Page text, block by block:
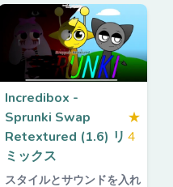
Incredibox -
Sprunki Swap
Retextured (1.6) リ
ミックス
★
4
スタイルとサウンドを入れ